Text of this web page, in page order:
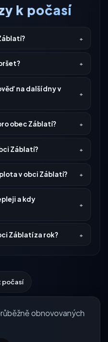
k počasí
na další dny v
obec Záblatí?
Záblatí?
v obci Záblatí?
a kdy
Záblatí za rok?
počasí
obnovovaných